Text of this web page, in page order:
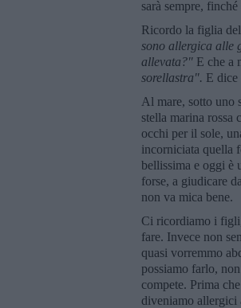
sarà sempre,
Ricordo la figlia
sono allergica alle
allevata?" E che a
sorellastra". E dice
Al mare, sotto uno
stella marina rossa
occhi per il sole,
incorniciata quella
bellissima e oggi è
forse, a giudicare
non va mica bene.
Ci ricordiamo i
fare. Invece non
quasi vorremmo
possiamo farlo,
compete. Prima
diveniamo allergici